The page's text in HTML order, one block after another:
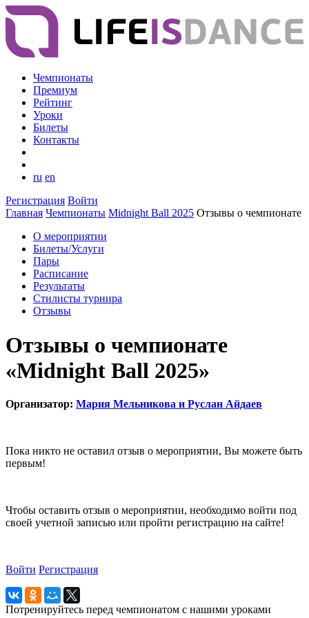
Чемпионаты
Премиум
Рейтинг
Уроки
Билеты
Контакты
ru en
Регистрация Войти
Главная Чемпионаты Midnight Ball 2025 Отзывы о чемпионате
О мероприятии
Билеты/Услуги
Пары
Расписание
Результаты
Стилисты турнира
Отзывы
Отзывы о чемпионате
«Midnight Ball 2025»
Организатор: Мария Мельникова и Руслан Айдаев
Пока никто не оставил отзыв о мероприятии, Вы можете быть
первым!
Чтобы оставить отзыв о мероприятии, необходимо войти под
своей учетной записью или пройти регистрацию на сайте!
Войти Регистрация
Потренируйтесь перед чемпионатом с нашими уроками